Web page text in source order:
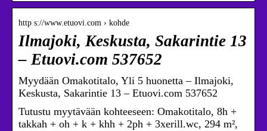
http s://www.etuovi.com › kohde
Ilmajoki, Keskusta, Sakarintie 13
– Etuovi.com 537652
Myydään Omakotitalo, Yli 5 huonetta – Ilmajoki,
Keskusta, Sakarintie 13 – Etuovi.com 537652
Tutustu myytävään kohteeseen: Omakotitalo, 8h +
takkah + oh + k + khh + 2ph + 3xerill.wc, 294 m²,